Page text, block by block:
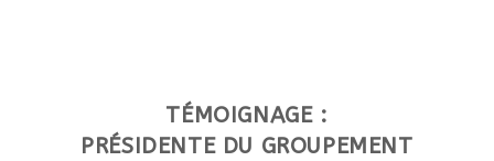
TÉMOIGNAGE :
PRÉSIDENTE DU GROUPEMENT